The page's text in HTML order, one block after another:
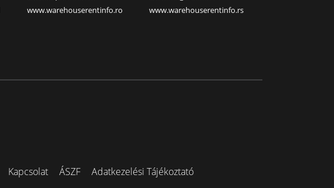
www.warehouserentinfo.ro
www.warehouserentinfo.rs
Kapcsolat ÁSZF Adatkezelési Tájékoztató